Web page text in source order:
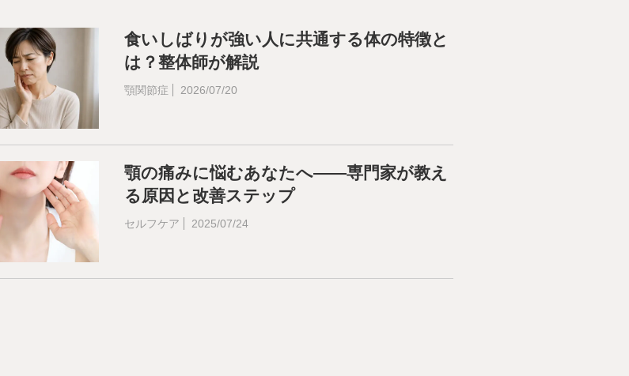
食いしばりが強い人に共通する体の特徴と
は？整体師が解説
顎関節症 2026/07/20
顎の痛みに悩むあなたへ――専門家が教え
る原因と改善ステップ
セルフケア 2025/07/24